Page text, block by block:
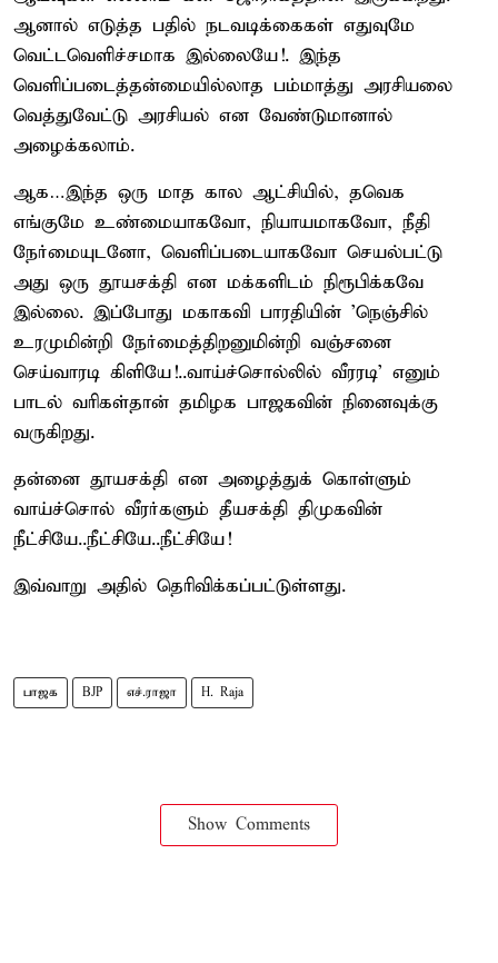
ஆனால் எடுத்த பதில் நடவடிக்கைகள் எதுவுமே
வெட்டவெளிச்சமாக இல்லையே!. இந்த
வெளிப்படைத்தன்மையில்லாத பம்மாத்து அரசியலை
வெத்துவேட்டு அரசியல் என வேண்டுமானால்
அழைக்கலாம்.
ஆக…இந்த ஒரு மாத கால ஆட்சியில், தவெக
எங்குமே உண்மையாகவோ, நியாயமாகவோ, நீதி
நேர்மையுடனோ, வெளிப்படையாகவோ செயல்பட்டு
அது ஒரு தூயசக்தி என மக்களிடம் நிரூபிக்கவே
இல்லை. இப்போது மகாகவி பாரதியின் ’நெஞ்சில்
உரமுமின்றி நேர்மைத்திறனுமின்றி வஞ்சனை
செய்வாரடி கிளியே!..வாய்ச்சொல்லில் வீரரடி’ எனும்
பாடல் வரிகள்தான் தமிழக பாஜகவின் நினைவுக்கு
வருகிறது.
தன்னை தூயசக்தி என அழைத்துக் கொள்ளும்
வாய்ச்சொல் வீரர்களும் தீயசக்தி திமுகவின்
நீட்சியே..நீட்சியே..நீட்சியே!
இவ்வாறு அதில் தெரிவிக்கப்பட்டுள்ளது.
பாஜக BJP எச்.ராஜா H. Raja
Show Comments